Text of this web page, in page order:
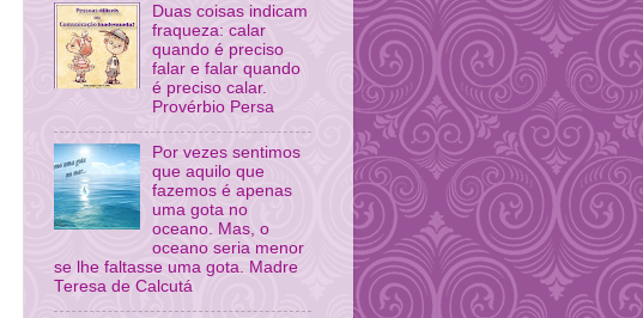
Duas coisas indicam
fraqueza: calar
quando é preciso
falar e falar quando
é preciso calar.
Provérbio Persa
Por vezes sentimos
que aquilo que
fazemos é apenas
uma gota no
oceano. Mas, o
oceano seria menor
se lhe faltasse uma gota. Madre
Teresa de Calcutá